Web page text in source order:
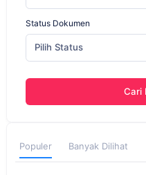
Status Dokumen
Pilih Status
Cari
Populer Banyak Dilihat